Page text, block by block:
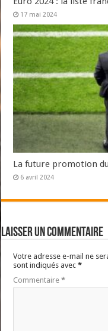
17 mai 2024
La future promotion
6 avril 2024
Laisser un commentaire
Votre adresse e-mail ne
sont indiqués avec*
Commentaire*